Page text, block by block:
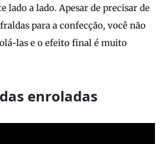
lado a lado. Apesar de precisar de
para a confecção, você não
las e o efeito final é muito
enroladas